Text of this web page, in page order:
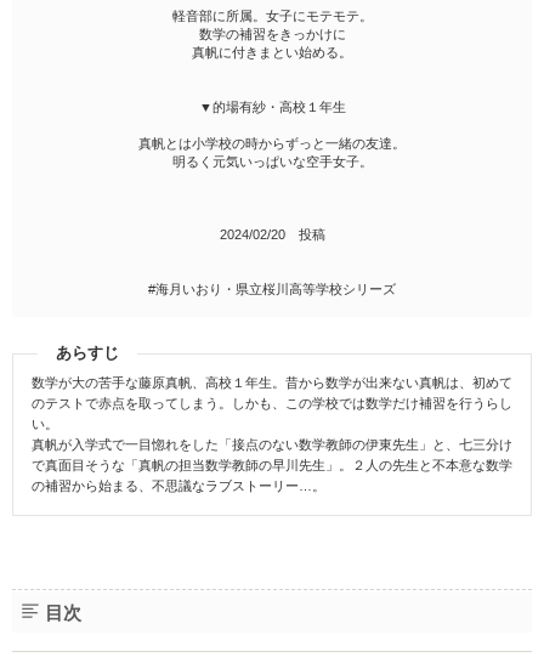
軽音部に所属。女子にモテモテ。
数学の補習をきっかけに
真帆に付きまとい始める。
▼的場有紗・高校１年生
真帆とは小学校の時からずっと一緒の友達。
明るく元気いっぱいな空手女子。
2024/02/20 投稿
#海月いおり・県立桜川高等学校シリーズ
あらすじ
数学が大の苦手な藤原真帆、高校１年生。昔から数学が出来ない真帆は、初めて
のテストで赤点を取ってしまう。しかも、この学校では数学だけ補習を行うらし
い。
真帆が入学式で一目惚れをした「接点のない数学教師の伊東先生」と、七三分け
で真面目そうな「真帆の担当数学教師の早川先生」。２人の先生と不本意な数学
の補習から始まる、不思議なラブストーリー…。
目次